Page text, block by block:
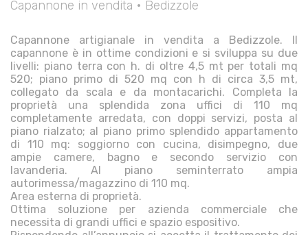
Capannone in vendita • Bedizzole
Capannone artigianale in vendita a Bedizzole. Il
capannone è in ottime condizioni e si sviluppa su due
livelli: piano terra con h. di oltre 4,5 mt per totali mq
520; piano primo di 520 mq con h di circa 3,5 mt,
collegato da scala e da montacarichi. Completa la
proprietà una splendida zona uffici di 110 mq
completamente arredata, con doppi servizi, posta al
piano rialzato; al piano primo splendido appartamento
di 110 mq: soggiorno con cucina, disimpegno, due
ampie camere, bagno e secondo servizio con
lavanderia. Al piano seminterrato ampia
autorimessa/magazzino di 110 mq.
Area esterna di proprietà.
Ottima soluzione per azienda commerciale che
necessita di grandi uffici e spazio espositivo.